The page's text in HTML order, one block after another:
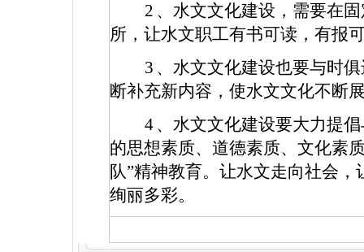
2 、水文文化建设，需要在
所，让水文职工有书可读，有报
3 、水文文化建设也要与时
断补充新内容，使水文文化不断
4 、水文文化建设要大力提
的思想素质、道德素质、文化素
队”精神教育。让水文走向社会
绚丽多彩。